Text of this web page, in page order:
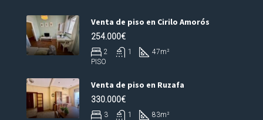
Venta de piso en Cirilo Amorós
254.000€
2 1 47m²
PISO
Venta de piso en Ruzafa
330.000€
3 1 83m²